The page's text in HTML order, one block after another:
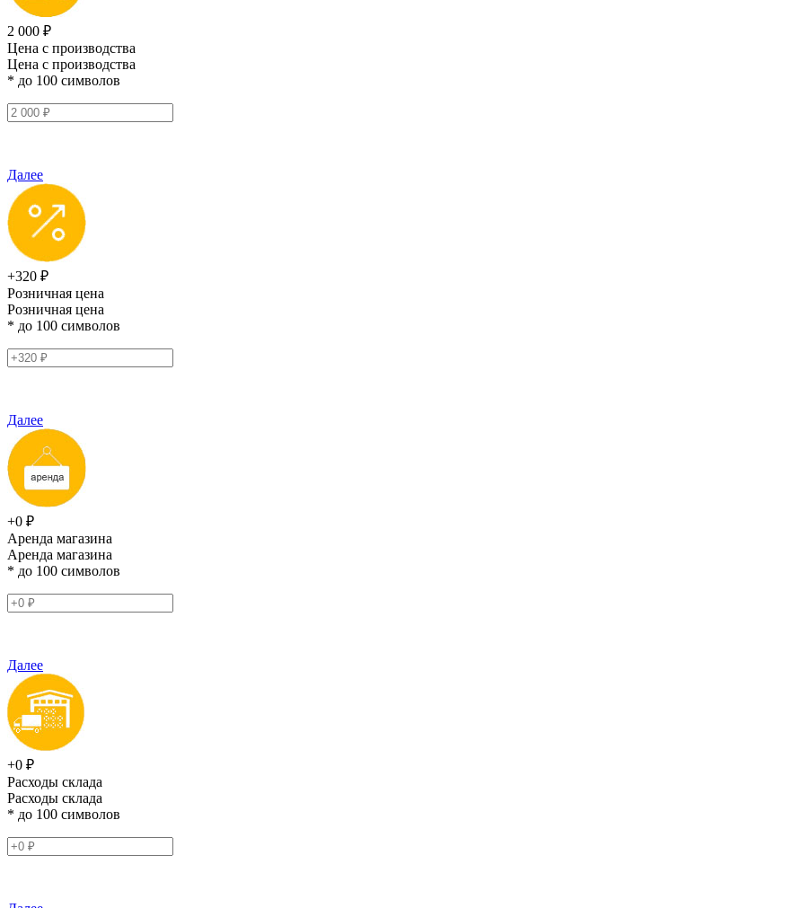
2 000 ₽
Цена с производства
Цена с производства
* до 100 символов
Далее
+320 ₽
Розничная цена
Розничная цена
* до 100 символов
Далее
+0 ₽
Аренда магазина
Аренда магазина
* до 100 символов
Далее
+0 ₽
Расходы склада
Расходы склада
* до 100 символов